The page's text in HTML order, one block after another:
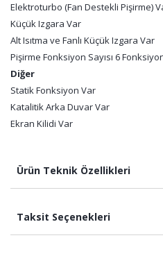
Elektroturbo (Fan Destekli Pişirme)
Küçük Izgara Var
Alt Isıtma ve Fanlı Küçük Izgara Var
Pişirme Fonksiyon Sayısı 6
Diğer
Statik Fonksiyon Var
Katalitik Arka Duvar Var
Ekran Kilidi Var
Ürün Teknik Özellikleri
Taksit Seçenekleri